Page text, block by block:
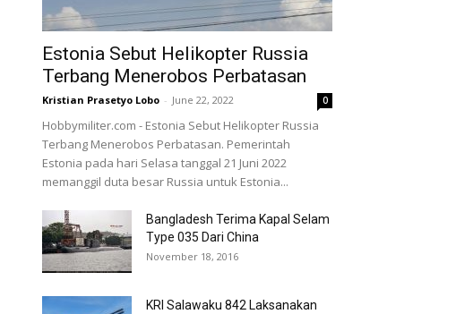
Estonia Sebut Helikopter Russia
Terbang Menerobos Perbatasan
Kristian Prasetyo Lobo - June 22, 2022 0
Hobbymiliter.com - Estonia Sebut Helikopter Russia
Terbang Menerobos Perbatasan. Pemerintah
Estonia pada hari Selasa tanggal 21 Juni 2022
memanggil duta besar Russia untuk Estonia...
Bangladesh Terima Kapal Selam
Type 035 Dari China
November 18, 2016
KRI Salawaku 842 Laksanakan